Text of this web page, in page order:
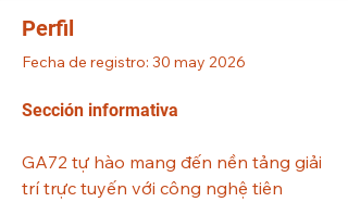
Perfil
Fecha de registro: 30 may 2026
Sección informativa
GA72 tự hào mang đến nền tảng giải
trí trực tuyến với công nghệ tiên